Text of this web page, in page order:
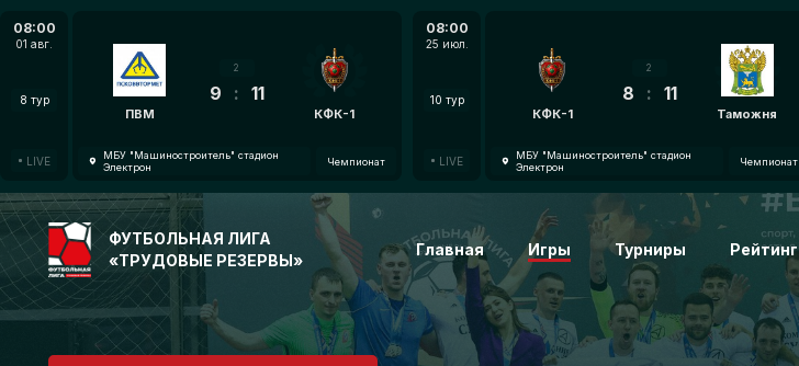
08:00
01 авг.
8 тур
LIVE
ПВМ
2
9 : 11
КФК-1
МБУ "Машиностроитель" стадион
Электрон
Чемпионат
08:00
25 июл.
10 тур
LIVE
КФК-1
2
8 : 11
Таможня
МБУ "Машиностроитель" стадион
Электрон
Чемпионат
ФУТБОЛЬНАЯ ЛИГА
«ТРУДОВЫЕ РЕЗЕРВЫ»
Главная Игры Турниры Рейтинг